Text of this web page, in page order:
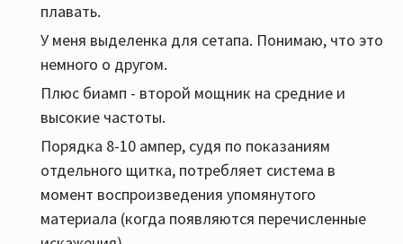
плавать.
У меня выделенка для сетапа. Понимаю, что это
немного о другом.
Плюс биамп - второй мощник на средние и
высокие частоты.
Порядка 8-10 ампер, судя по показаниям
отдельного щитка, потребляет система в
момент воспроизведения упомянутого
материала (когда появляются перечисленные